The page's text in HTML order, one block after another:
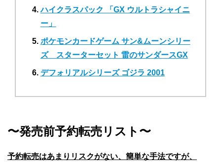
ハイクラスパック 「GX ウルトラシャイニ
ー」
ポケモンカードゲーム サン&ムーンシリー
ズ スターターセット 雷のサンダースGX
デフォリアルシリーズ ゴジラ 2001
〜発売前予約転売リスト〜
予約転売はあまりリスクがない、簡単な手法ですが、